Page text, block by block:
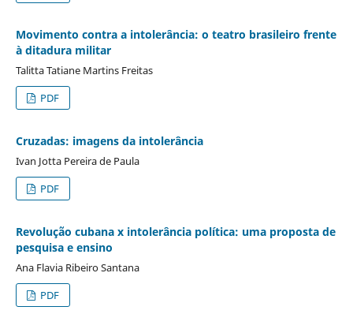
Movimento contra a intolerância: o teatro brasileiro frente
à ditadura militar
Talitta Tatiane Martins Freitas
PDF
Cruzadas: imagens da intolerância
Ivan Jotta Pereira de Paula
PDF
Revolução cubana x intolerância política: uma proposta de
pesquisa e ensino
Ana Flavia Ribeiro Santana
PDF